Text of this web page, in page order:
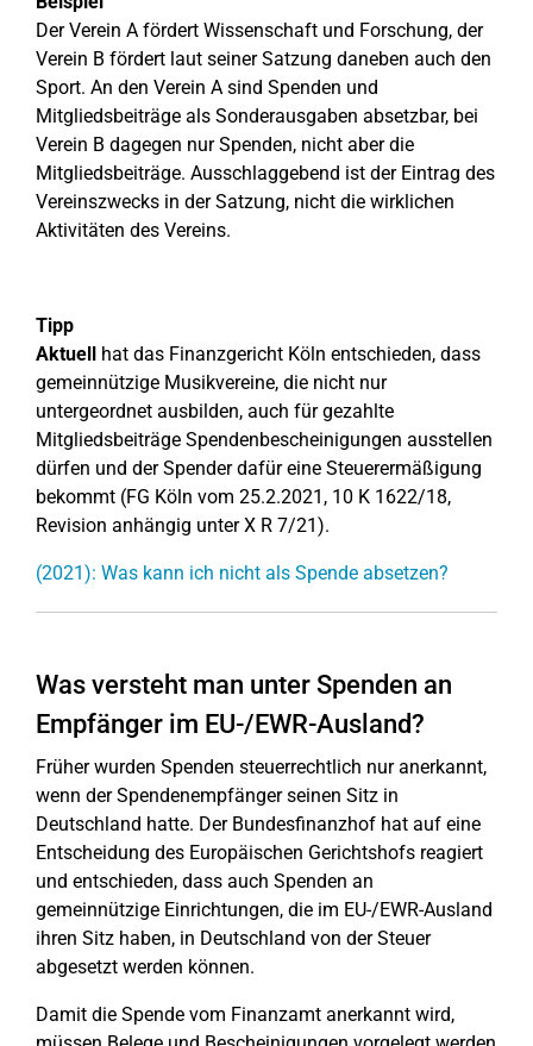
Der Verein A fördert Wissenschaft und Forschung, der
Verein B fördert laut seiner Satzung daneben auch den
Sport. An den Verein A sind Spenden und
Mitgliedsbeiträge als Sonderausgaben absetzbar, bei
Verein B dagegen nur Spenden, nicht aber die
Mitgliedsbeiträge. Ausschlaggebend ist der Eintrag des
Vereinszwecks in der Satzung, nicht die wirklichen
Aktivitäten des Vereins.
Tipp
Aktuell hat das Finanzgericht Köln entschieden, dass
gemeinnützige Musikvereine, die nicht nur
untergeordnet ausbilden, auch für gezahlte
Mitgliedsbeiträge Spendenbescheinigungen ausstellen
dürfen und der Spender dafür eine Steuerermäßigung
bekommt (FG Köln vom 25.2.2021, 10 K 1622/18,
Revision anhängig unter X R 7/21).
(2021): Was kann ich nicht als Spende absetzen?
Was versteht man unter Spenden an
Empfänger im EU-/EWR-Ausland?
Früher wurden Spenden steuerrechtlich nur anerkannt,
wenn der Spendenempfänger seinen Sitz in
Deutschland hatte. Der Bundesfinanzhof hat auf eine
Entscheidung des Europäischen Gerichtshofs reagiert
und entschieden, dass auch Spenden an
gemeinnützige Einrichtungen, die im EU-/EWR-Ausland
ihren Sitz haben, in Deutschland von der Steuer
abgesetzt werden können.
Damit die Spende vom Finanzamt anerkannt wird,